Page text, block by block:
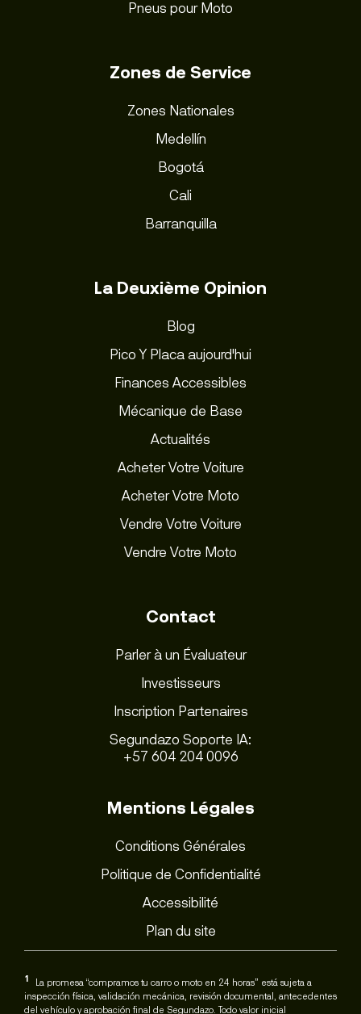
Pneus pour Moto
Zones de Service
Zones Nationales
Medellín
Bogotá
Cali
Barranquilla
La Deuxième Opinion
Blog
Pico Y Placa aujourd'hui
Finances Accessibles
Mécanique de Base
Actualités
Acheter Votre Voiture
Acheter Votre Moto
Vendre Votre Voiture
Vendre Votre Moto
Contact
Parler à un Évaluateur
Investisseurs
Inscription Partenaires
Segundazo Soporte IA:
+57 604 204 0096
Mentions Légales
Conditions Générales
Politique de Confidentialité
Accessibilité
Plan du site
1
La promesa “compramos tu carro o moto en 24 horas” está sujeta a
inspección física, validación mecánica, revisión documental, antecedentes
del vehículo y aprobación final de Segundazo. Todo valor inicial